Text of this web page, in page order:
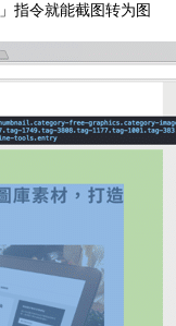
指令就能截图转为图